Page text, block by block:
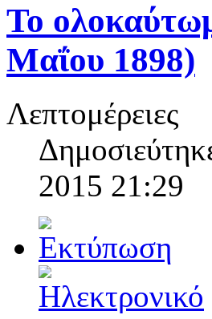
Το
Μαΐου 1898)
Λεπτομέρειες
2015 21:29